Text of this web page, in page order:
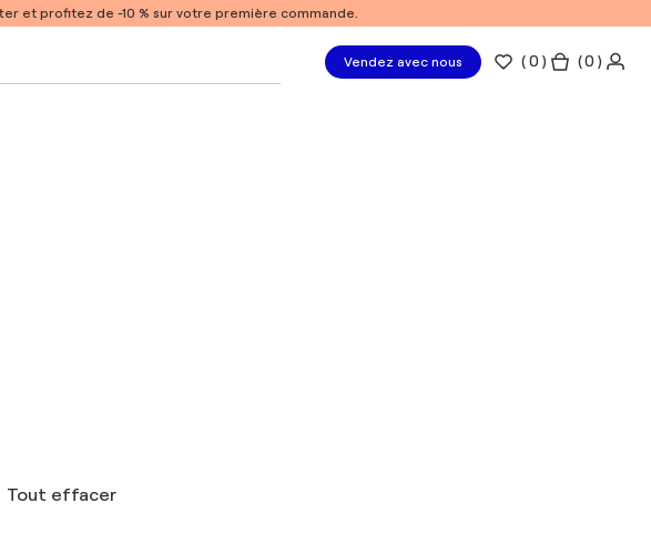
et profitez de -10 % sur votre première commande.
Vendez avec nous (0 ) ( 0 )
Tout effacer